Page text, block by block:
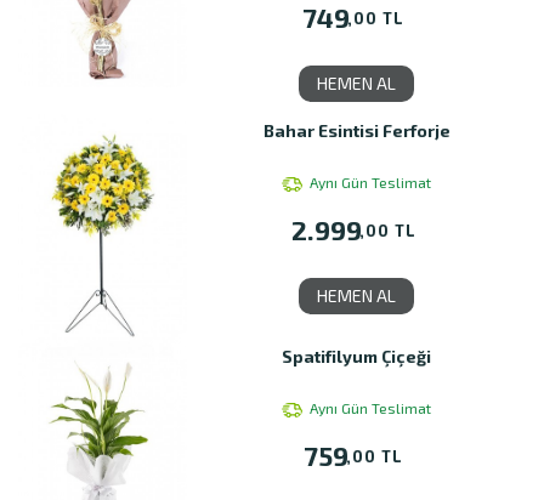
749,00 TL
HEMEN AL
Bahar Esintisi Ferforje
Aynı Gün Teslimat
2.999,00 TL
HEMEN AL
Spatifilyum Çiçeği
Aynı Gün Teslimat
759,00 TL